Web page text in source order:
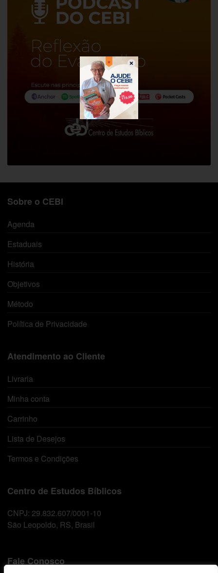
Sobre o CEBI
Agenda
Estaduais
História
Objetivos
Método
Política de Privacidade
Atendimento ao Cliente
Livraria
Minha conta
Carrinho
Lista de Desejos
Termos e Condições
Centro de Estudos Bíblicos
CNPJ: 29.832.607/0001-10
São Leopoldo, RS, Brasil
Fale Conosco